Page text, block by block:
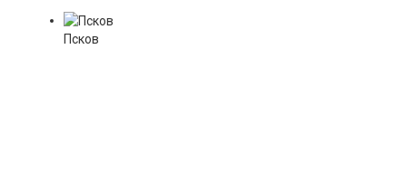
Псков